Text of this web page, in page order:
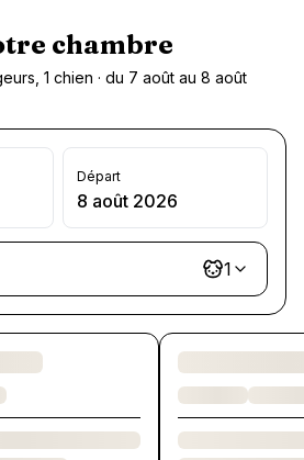
chambre
1 chien · du 7 août au 8 août
Départ
8 août 2026
1
et des formules…